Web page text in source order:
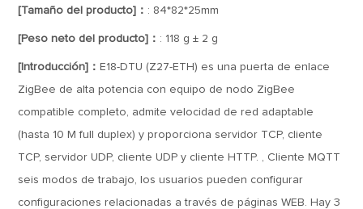
[Tamaño del producto]： : 84*82*25mm
[Peso neto del producto]： : 118 g ± 2 g
[Introducción]： E18-DTU (Z27-ETH) es una puerta de enlace
ZigBee de alta potencia con equipo de nodo ZigBee
compatible completo, admite velocidad de red adaptable
(hasta 10 M full duplex) y proporciona servidor TCP, cliente
TCP, servidor UDP, cliente UDP y cliente HTTP. , Cliente MQTT
seis modos de trabajo, los usuarios pueden configurar
configuraciones relacionadas a través de páginas WEB. Hay 3